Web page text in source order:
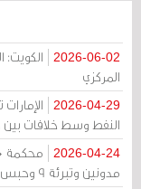
2026-06-02
المركزي
2026-04-29
النفط وسط خلافات بين
2026-04-24
مدونين وتبرئة 9 وحبس 18 متهماً بالتعاطف مع إيران